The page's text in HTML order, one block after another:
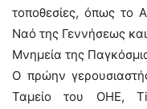
τοποθεσίες, όπως το
Ναό της Γεννήσεως
Μνημεία της
Ο πρώην
Ταμείο του ΟΗΕ,